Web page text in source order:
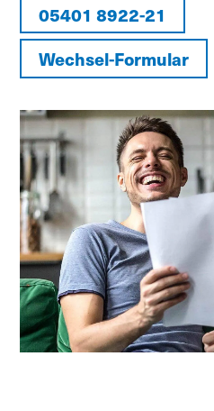
05401 8922-21
Wechsel-Formular